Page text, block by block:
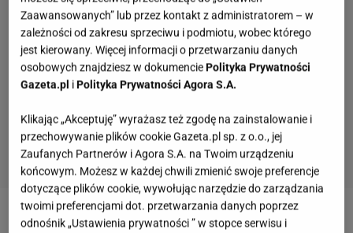
Zobacz wideoAgnieszka Kaczorowska zrezygnuje z
Zaawansowanych” lub przez kontakt z administratorem – w
zależności od zakresu sprzeciwu i podmiotu, wobec którego
jest kierowany. Więcej informacji o przetwarzaniu danych
osobowych znajdziesz w dokumencie Polityka Prywatności
Gazeta.pl i Polityka Prywatności Agora S.A.
Klikając „Akceptuję” wyrażasz też zgodę na zainstalowanie i
przechowywanie plików cookie Gazeta.pl sp. z o.o., jej
Zaufanych Partnerów i Agora S.A. na Twoim urządzeniu
końcowym. Możesz w każdej chwili zmienić swoje preferencje
dotyczące plików cookie, wywołując narzędzie do zarządzania
twoimi preferencjami dot. przetwarzania danych poprzez
odnośnik „Ustawienia prywatności ” w stopce serwisu i